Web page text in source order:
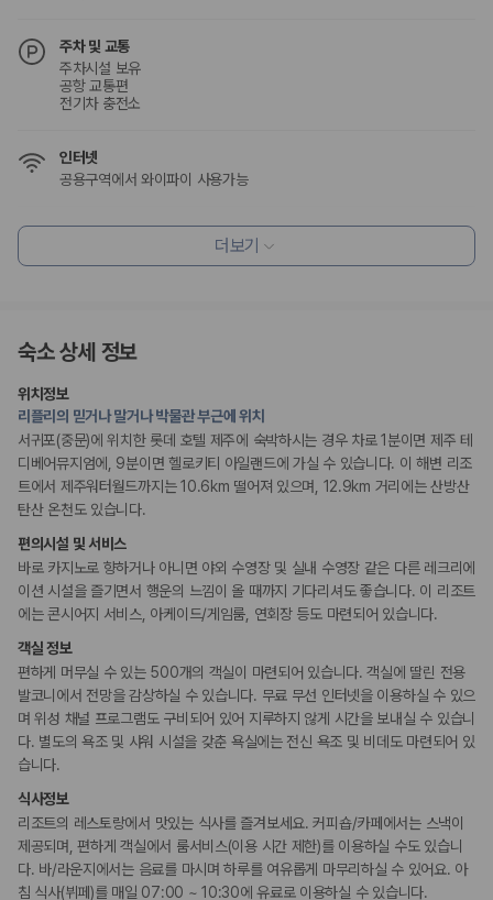
동일한 차량이라도 보험 조건에 따라 실제 부담 금액이 달라질 수 있습니
다. 카모아는 제주 렌트카 가격뿐 아니라 일반자차, 완전자차, 슈퍼자차 조
건을 함께 확인할 수 있도록 돕습니다.
완전자차:
다.
2000만 고객이 선택한 렌트카 가격비교 플랫폼
누적 이용 고객수
사용자 리뷰
175,206건
예약 가능 차량
67,123대
전국 렌트카 지점
1,829 개
제주렌트카 가격비교 자주 묻는 질문
Q. 제주렌트카 가격비교는 카모아에서 어떻게 하나요?
A. 대여일, 반납일, 인수 지역을 선택하면 제주도 렌트카 업체별 가격, 차종,
보험 조건, 예약 가능 차량을 한 번에 비교할 수 있습니다.
Q. 제주 렌트카 최저가는 무엇을 기준으로 비교해야 하나요?
Q. 제주공항 근처 렌트카도 비교할 수 있나요?
Q. 제주 렌트카 가격비교 시 보험도 함께 비교할 수 있나요?
Q. 가족 여행에는 어떤 제주 렌트카를 비교해야 하나요?
제주렌트카 가격비교 주요 링크
제주도 렌트카 실시간 최저가 가격비교
제주 렌트카 예약
국내 렌트카 가격비교
해외 렌트카 가격비교
주차 및 교통
주차시설 보유
공항 교통편
전기차 충전소
인터넷
공용구역에서 와이파이 사용가능
편의시설
테라스
ATM/은행업무
엘리베이터
PC코너
정원
리셉션 서비스
드라이클리닝/세탁서비스
짐 보관 서비스
포터/벨보이
다국어 구사 가능 직원
피트니스/헬스시설
사우나/스파
액티비티
골프시설
워터파크
카지노
볼링장
키즈
더보기
숙소 상세 정보
위치정보
리플리의 믿거나 말거나 박물관 부근에 위치
서귀포(중문)에 위치한 롯데 호텔 제주에 숙박하시는 경우 차로 1분이면 제주 테
디베어뮤지엄에, 9분이면 헬로키티 아일랜드에 가실 수 있습니다. 이 해변 리조
트에서 제주워터월드까지는 10.6km 떨어져 있으며, 12.9km 거리에는 산방산
탄산 온천도 있습니다.
편의시설 및 서비스
바로 카지노로 향하거나 아니면 야외 수영장 및 실내 수영장 같은 다른 레크리에
이션 시설을 즐기면서 행운의 느낌이 올 때까지 기다리셔도 좋습니다. 이 리조트
에는 콘시어지 서비스, 아케이드/게임룸, 연회장 등도 마련되어 있습니다.
객실 정보
편하게 머무실 수 있는 500개의 객실이 마련되어 있습니다. 객실에 딸린 전용
발코니에서 전망을 감상하실 수 있습니다. 무료 무선 인터넷을 이용하실 수 있으
며 위성 채널 프로그램도 구비되어 있어 지루하지 않게 시간을 보내실 수 있습니
다. 별도의 욕조 및 샤워 시설을 갖춘 욕실에는 전신 욕조 및 비데도 마련되어 있
습니다.
식사정보
리조트의 레스토랑에서 맛있는 식사를 즐겨보세요. 커피숍/카페에서는 스낵이
제공되며, 편하게 객실에서 룸서비스(이용 시간 제한)를 이용하실 수도 있습니
다. 바/라운지에서는 음료를 마시며 하루를 여유롭게 마무리하실 수 있어요. 아
침 식사(뷔페)를 매일 07:00 ~ 10:30에 유료로 이용하실 수 있습니다.